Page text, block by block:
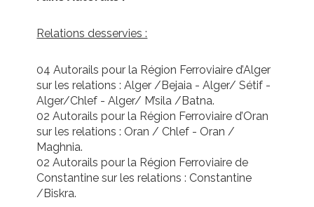
Relations desservies :
04 Autorails pour la Région Ferroviaire d’Alger
sur les relations : Alger /Bejaia - Alger/ Sétif -
Alger/Chlef - Alger/ M’sila /Batna.
02 Autorails pour la Région Ferroviaire d’Oran
sur les relations : Oran / Chlef - Oran /
Maghnia.
02 Autorails pour la Région Ferroviaire de
Constantine sur les relations : Constantine
/Biskra.